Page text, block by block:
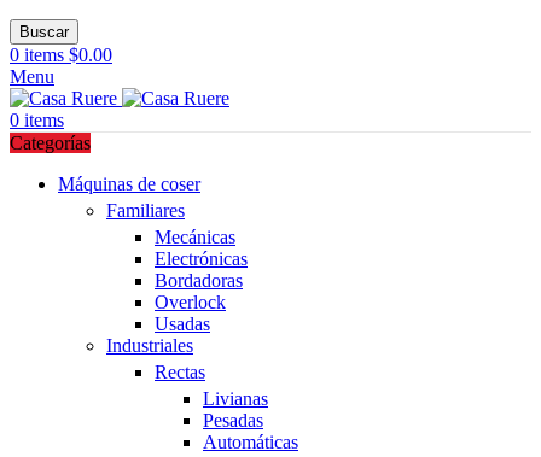
Buscar
0 items $0.00
Menu
0 items
Categorías
Máquinas de coser
Familiares
Mecánicas
Electrónicas
Bordadoras
Overlock
Usadas
Industriales
Rectas
Livianas
Pesadas
Automáticas